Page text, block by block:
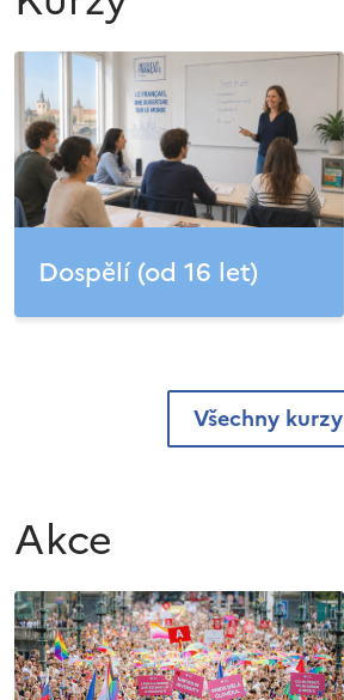
Dospělí (od 16 let)
Všechny kurzy
Akce